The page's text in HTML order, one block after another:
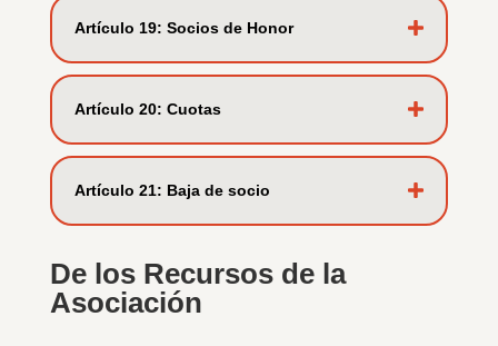
Artí­culo 19: Socios de Honor
Artí­culo 20: Cuotas
Artí­culo 21: Baja de socio
De los Recursos de la
Asociación